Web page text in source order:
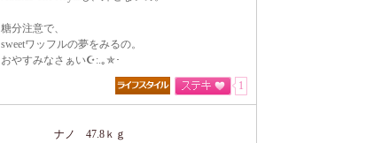
糖分注意で、
sweetワッフルの夢をみるの。
おやすみなさぁい☪:.｡✯･
1
ナノ 47.8ｋｇ